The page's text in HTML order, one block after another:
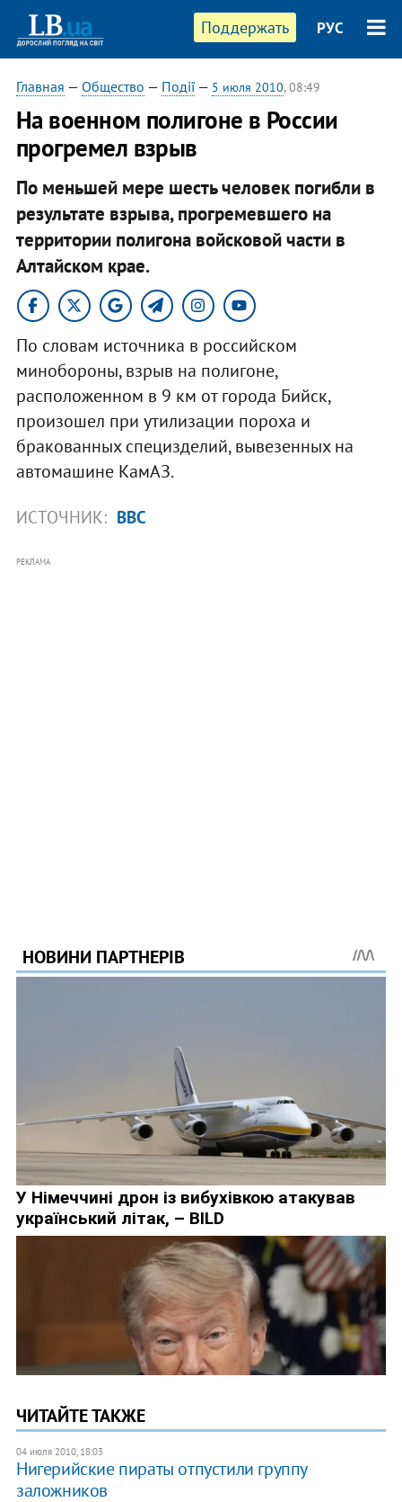
Поддержать РУС
Главная — Общество — Події— 5 июля 2010, 08:49
На военном полигоне в России
прогремел взрыв
По меньшей мере шесть человек погибли в
результате взрыва, прогремевшего на
территории полигона войсковой части в
Алтайском крае.
По словам источника в российском
минобороны, взрыв на полигоне,
расположенном в 9 км от города Бийск,
произошел при утилизации пороха и
бракованных специзделий, вывезенных на
автомашине КамАЗ.
ИСТОЧНИК: BBC
РЕКЛАМА
ЧИТАЙТЕ ТАКЖЕ
04 июля 2010, 18:03
Нигерийские пираты отпустили группу
заложников